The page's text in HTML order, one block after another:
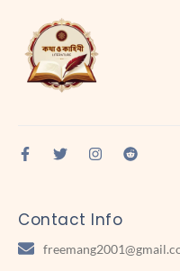
Contact Info